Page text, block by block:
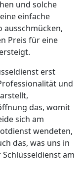
und solche
einfache
ausschmücken,
Preis für eine
erst
und
das, womit
sich am
wendeten,
das, was uns in
am